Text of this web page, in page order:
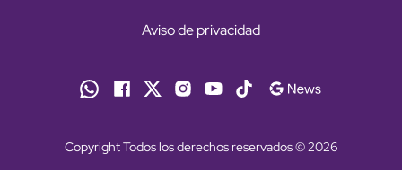
Aviso de privacidad
Copyright Todos los derechos reservados © 2026